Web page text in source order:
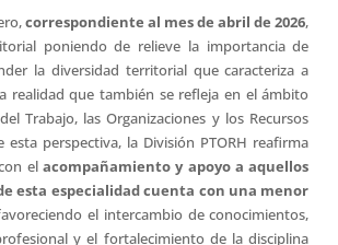
correspondiente al mes de abril de 2026,
poniendo de relieve la importancia de
la diversidad territorial que caracteriza a
realidad que también se refleja en el ámbito
Trabajo, las Organizaciones y los Recursos
esta perspectiva, la División PTORH reafirma
el acompañamiento y apoyo a aquellos
esta especialidad cuenta con una menor
el intercambio de conocimientos,
y el fortalecimiento de la disciplina